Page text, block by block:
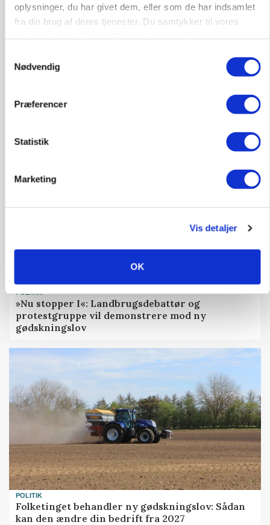
oplysninger, du har givet dem, eller som de har indsamlet
fra din brug af deres tjenester. Du samtykker til vores
Nødvendig
Præferencer
Statistik
Marketing
Vis detaljer
OK
Russisk mælkepris dykker 23 procent
Fra mark til mur: Byggeriet kan åbne nyt
POLITIK
»Nu stopper I«: Landbrugsdebattør og
protestgruppe vil demonstrere mod ny
gødskningslov
POLITIK
Folketinget behandler ny gødskningslov: Sådan
kan den ændre din bedrift fra 2027